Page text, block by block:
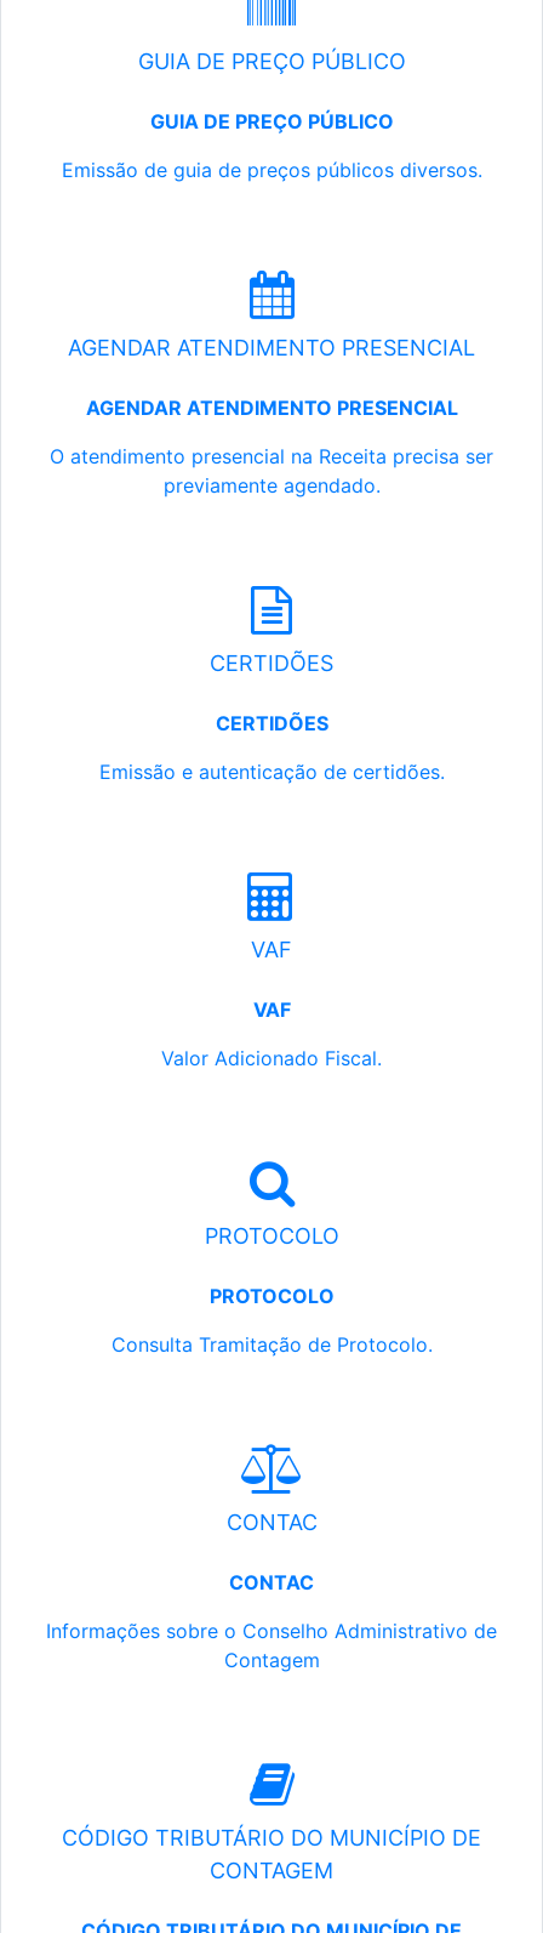
GUIA DE PREÇO PÚBLICO
GUIA DE PREÇO PÚBLICO
Emissão de guia de preços públicos diversos.
AGENDAR ATENDIMENTO PRESENCIAL
AGENDAR ATENDIMENTO PRESENCIAL
O atendimento presencial na Receita precisa ser
previamente agendado.
CERTIDÕES
CERTIDÕES
Emissão e autenticação de certidões.
VAF
VAF
Valor Adicionado Fiscal.
PROTOCOLO
PROTOCOLO
Consulta Tramitação de Protocolo.
CONTAC
CONTAC
Informações sobre o Conselho Administrativo de
Contagem
CÓDIGO TRIBUTÁRIO DO MUNICÍPIO DE
CONTAGEM